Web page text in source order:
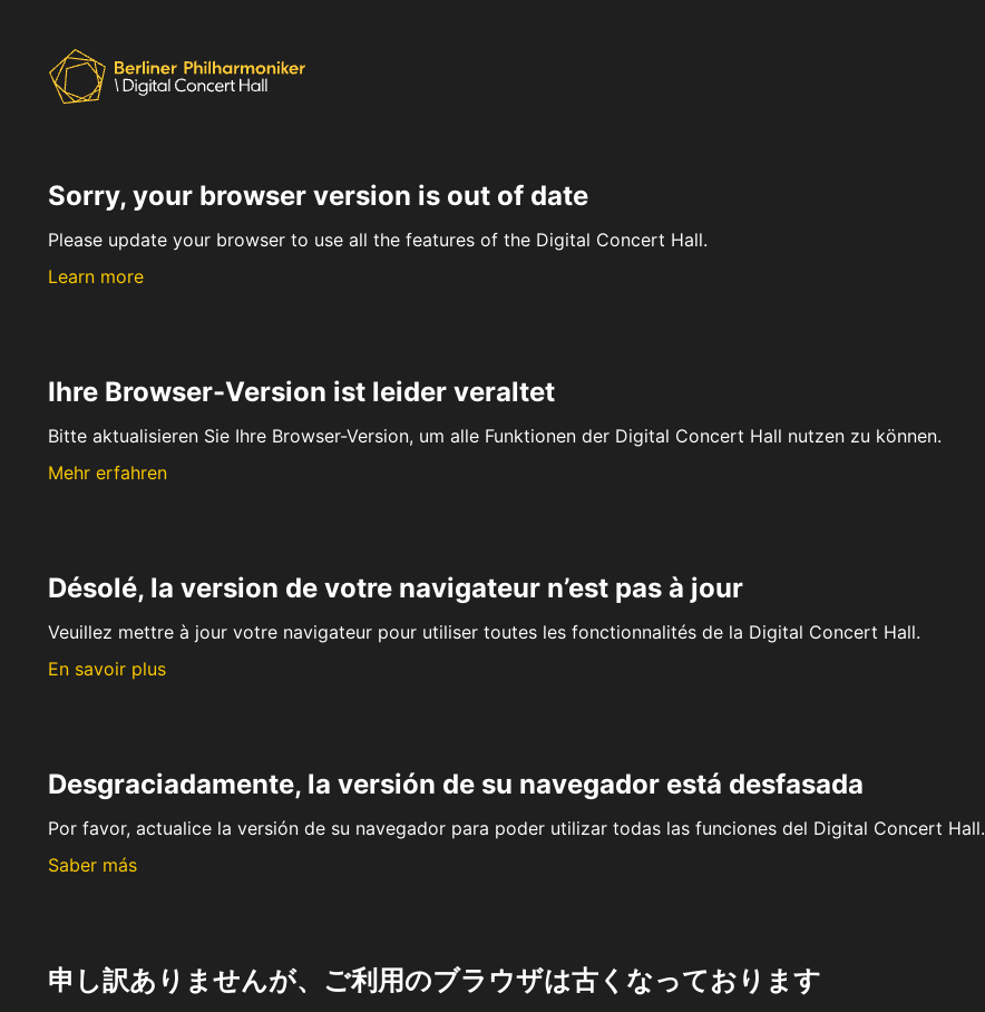
Sorry, your browser version is out of date
Please update your browser to use all the features of the Digital Concert Hall.
Learn more
Ihre Browser-Version ist leider veraltet
Bitte aktualisieren Sie Ihre Browser-Version, um alle Funktionen der Digital Concert Hall nutzen zu können.
Mehr erfahren
Désolé, la version de votre navigateur n’est pas à jour
Veuillez mettre à jour votre navigateur pour utiliser toutes les fonctionnalités de la Digital Concert Hall.
En savoir plus
Desgraciadamente, la versión de su navegador está desfasada
Por favor, actualice la versión de su navegador para poder utilizar todas las funciones del Digital Concert Hall.
Saber más
申し訳ありませんが、ご利用のブラウザは古くなっております